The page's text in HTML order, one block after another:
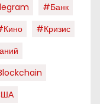
#банк
#кризис